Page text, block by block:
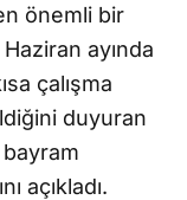
önemli bir
ayında
çalışma
duyuran
açıkladı.